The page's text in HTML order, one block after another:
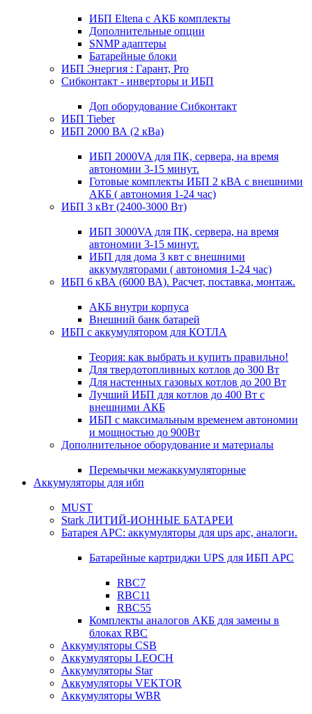
ИБП Eltena с АКБ комплекты
Дополнительные опции
SNMP адаптеры
Батарейные блоки
ИБП Энергия : Гарант, Pro
Сибконтакт - инверторы и ИБП
Доп оборудование Сибконтакт
ИБП Tieber
ИБП 2000 ВА (2 кВа)
ИБП 2000VA для ПК, сервера, на время
автономии 3-15 минут.
Готовые комплекты ИБП 2 кВА с внешними
АКБ ( автономия 1-24 час)
ИБП 3 кВт (2400-3000 Вт)
ИБП 3000VA для ПК, сервера, на время
автономии 3-15 минут.
ИБП для дома 3 квт с внешними
аккумуляторами ( автономия 1-24 час)
ИБП 6 кВА (6000 ВА). Расчет, поставка, монтаж.
АКБ внутри корпуса
Внешний банк батарей
ИБП с аккумулятором для КОТЛА
Теория: как выбрать и купить правильно!
Для твердотопливных котлов до 300 Вт
Для настенных газовых котлов до 200 Вт
Лучший ИБП для котлов до 400 Вт с
внешними АКБ
ИБП с максимальным временем автономии
и мощностью до 900Вт
Дополнительное оборудование и материалы
Перемычки межаккумуляторные
Аккумуляторы для ибп
MUST
Stark ЛИТИЙ-ИОННЫЕ БАТАРЕИ
Батарея APC: аккумуляторы для ups apc, аналоги.
Батарейные картриджи UPS для ИБП APC
RBC7
RBC11
RBC55
Комплекты аналогов АКБ для замены в
блоках RBC
Аккумуляторы CSB
Аккумуляторы LEOCH
Аккумуляторы Star
Аккумуляторы VEKTOR
Аккумуляторы WBR